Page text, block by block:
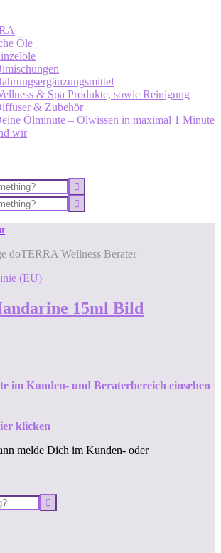
Öle
& Spa Produkte, sowie Reinigung
& Zubehör
Ölminute – Ölwissen in maximal 1 Minute
wir
doTERRA Wellness Berater
(EU)
15ml Bild
im Kunden- und Beraterbereich einsehen
klicken
melde Dich im Kunden- oder